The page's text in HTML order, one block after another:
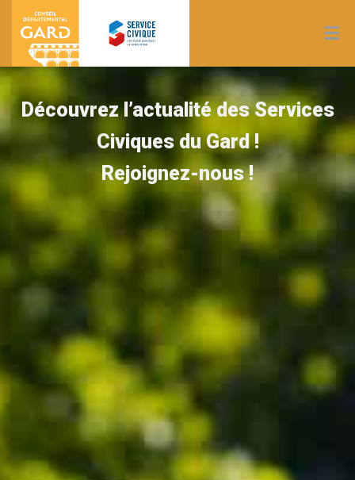
Découvrez l’actualité des Services
Civiques du Gard !
Rejoignez-nous !